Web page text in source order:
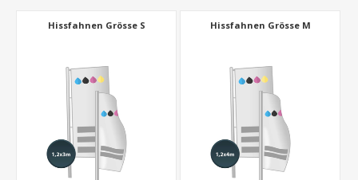
Hissfahnen Grösse S Hissfahnen Grösse M